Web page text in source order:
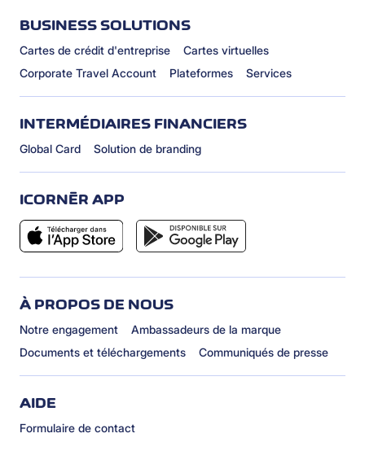
BUSINESS SOLUTIONS
Cartes de crédit d'entreprise
Cartes virtuelles
Corporate Travel Account
Plateformes Services
INTERMÉDIAIRES FINANCIERS
Global Card Solution de branding
ICORNÈR APP
À PROPOS DE NOUS
Notre engagement
Ambassadeurs de la marque
Documents et téléchargements
Communiqués de presse
AIDE
Formulaire de contact